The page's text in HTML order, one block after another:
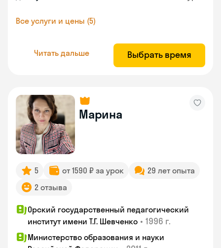
Все услуги и цены (5)
Читать дальше Выбрать время
Марина
5 от 1590 ₽ за урок
29 лет опыта
2 отзыва
Орский государственный педагогический
институт имени Т.Г. Шевченко • 1996 г.
Министерство образования и науки